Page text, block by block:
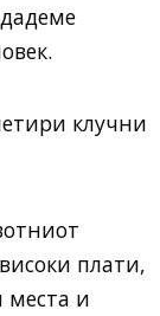
клучни
плати,
места и